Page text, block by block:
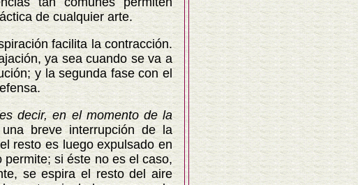
de cualquier arte.
facilita la contracción.
ya sea cuando se va a
y la segunda fase con el
decir, en el momento de la
breve interrupción de la
resto es luego expulsado en
si éste no es el caso,
se espira el resto del aire